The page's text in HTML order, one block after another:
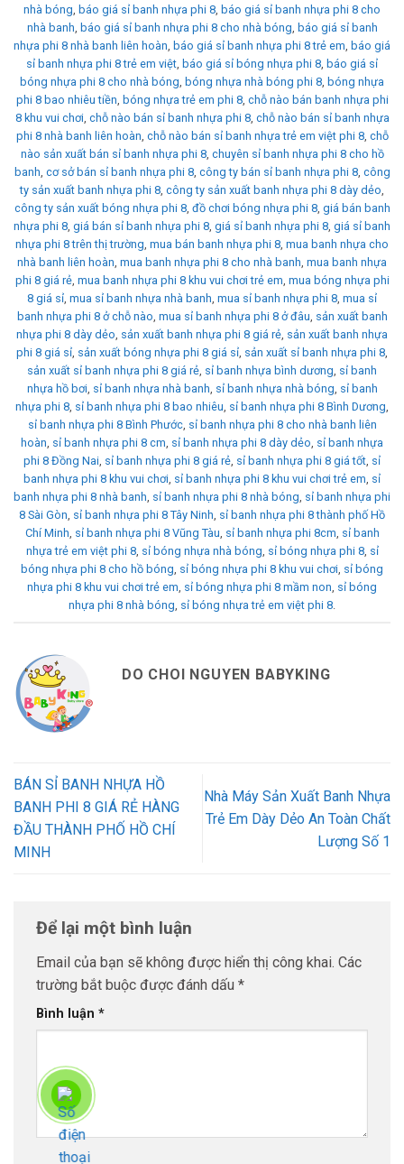
nhà bóng, báo giá sỉ banh nhựa phi 8, báo giá sỉ banh nhựa phi 8 cho
nhà banh, báo giá sỉ banh nhựa phi 8 cho nhà bóng, báo giá sỉ banh
nhựa phi 8 nhà banh liên hoàn, báo giá sỉ banh nhựa phi 8 trẻ em, báo giá
sỉ banh nhựa phi 8 trẻ em việt, báo giá sỉ bóng nhựa phi 8, báo giá sỉ
bóng nhựa phi 8 cho nhà bóng, bóng nhựa nhà bóng phi 8, bóng nhựa
phi 8 bao nhiêu tiền, bóng nhựa trẻ em phi 8, chỗ nào bán banh nhựa phi
8 khu vui chơi, chỗ nào bán sỉ banh nhựa phi 8, chỗ nào bán sỉ banh nhựa
phi 8 nhà banh liên hoàn, chỗ nào bán sỉ banh nhựa trẻ em việt phi 8, chỗ
nào sản xuất bán sỉ banh nhựa phi 8, chuyên sỉ banh nhựa phi 8 cho hồ
banh, cơ sở bán sỉ banh nhựa phi 8, công ty bán sỉ banh nhựa phi 8, công
ty sản xuất banh nhựa phi 8, công ty sản xuất banh nhựa phi 8 dày dẻo,
công ty sản xuất bóng nhựa phi 8, đồ chơi bóng nhựa phi 8, giá bán banh
nhựa phi 8, giá bán sỉ banh nhựa phi 8, giá sỉ banh nhựa phi 8, giá sỉ banh
nhựa phi 8 trên thị trường, mua bán banh nhựa phi 8, mua banh nhựa cho
nhà banh liên hoàn, mua banh nhựa phi 8 cho nhà banh, mua banh nhựa
phi 8 giá rẻ, mua banh nhựa phi 8 khu vui chơi trẻ em, mua bóng nhựa phi
8 giá sỉ, mua sỉ banh nhựa nhà banh, mua sỉ banh nhựa phi 8, mua sỉ
banh nhựa phi 8 ở chỗ nào, mua sỉ banh nhựa phi 8 ở đâu, sản xuất banh
nhựa phi 8 dày dẻo, sản xuất banh nhựa phi 8 giá rẻ, sản xuất banh nhựa
phi 8 giá sỉ, sản xuất bóng nhựa phi 8 giá sỉ, sản xuất sỉ banh nhựa phi 8,
sản xuất sỉ banh nhựa phi 8 giá rẻ, sỉ banh nhựa bình dương, sỉ banh
nhựa hồ bơi, sỉ banh nhựa nhà banh, sỉ banh nhựa nhà bóng, sỉ banh
nhựa phi 8, sỉ banh nhựa phi 8 bao nhiêu, sỉ banh nhựa phi 8 Bình Dương,
sỉ banh nhựa phi 8 Bình Phước, sỉ banh nhựa phi 8 cho nhà banh liên
hoàn, sỉ banh nhựa phi 8 cm, sỉ banh nhựa phi 8 dày dẻo, sỉ banh nhựa
phi 8 Đồng Nai, sỉ banh nhựa phi 8 giá rẻ, sỉ banh nhựa phi 8 giá tốt, sỉ
banh nhựa phi 8 khu vui chơi, sỉ banh nhựa phi 8 khu vui chơi trẻ em, sỉ
banh nhựa phi 8 nhà banh, sỉ banh nhựa phi 8 nhà bóng, sỉ banh nhựa phi
8 Sài Gòn, sỉ banh nhựa phi 8 Tây Ninh, sỉ banh nhựa phi 8 thành phố Hồ
Chí Minh, sỉ banh nhựa phi 8 Vũng Tàu, sỉ banh nhựa phi 8cm, sỉ banh
nhựa trẻ em việt phi 8, sỉ bóng nhựa nhà bóng, sỉ bóng nhựa phi 8, sỉ
bóng nhựa phi 8 cho hồ bóng, sỉ bóng nhựa phi 8 khu vui chơi, sỉ bóng
nhựa phi 8 khu vui chơi trẻ em, sỉ bóng nhựa phi 8 mầm non, sỉ bóng
nhựa phi 8 nhà bóng, sỉ bóng nhựa trẻ em việt phi 8.
DO CHOI NGUYEN BABYKING
BÁN SỈ BANH NHỰA HỒ
BANH PHI 8 GIÁ RẺ HÀNG
ĐẦU THÀNH PHỐ HỒ CHÍ
MINH
Nhà Máy Sản Xuất Banh Nhựa
Trẻ Em Dày Dẻo An Toàn Chất
Lượng Số 1
Để lại một bình luận
Email của bạn sẽ không được hiển thị công khai. Các
trường bắt buộc được đánh dấu *
Bình luận *